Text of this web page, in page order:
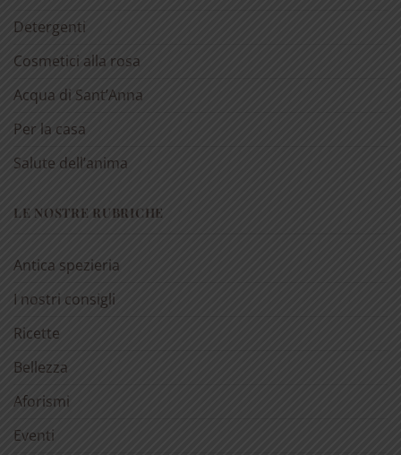
Detergenti
Cosmetici alla rosa
Acqua di Sant’Anna
Per la casa
Salute dell’anima
LE NOSTRE RUBRICHE
Antica spezieria
I nostri consigli
Ricette
Bellezza
Aforismi
Eventi